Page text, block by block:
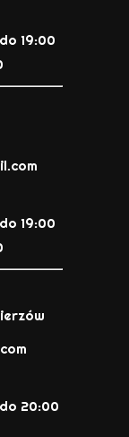
19:00
19:00
20:00